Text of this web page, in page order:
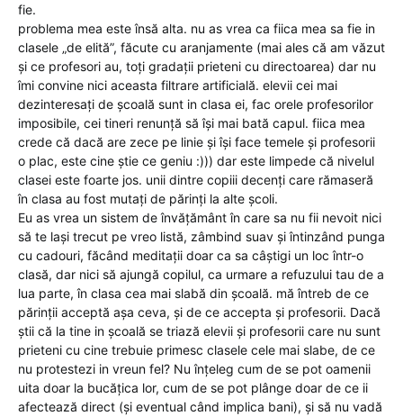
fie.
problema mea este însă alta. nu as vrea ca fiica mea sa fie in
clasele „de elită”, făcute cu aranjamente (mai ales că am văzut
și ce profesori au, toți gradații prieteni cu directoarea) dar nu
îmi convine nici aceasta filtrare artificială. elevii cei mai
dezinteresați de școală sunt in clasa ei, fac orele profesorilor
imposibile, cei tineri renunță să își mai bată capul. fiica mea
crede că dacă are zece pe linie și își face temele și profesorii
o plac, este cine știe ce geniu :))) dar este limpede că nivelul
clasei este foarte jos. unii dintre copiii decenți care rămaseră
în clasa au fost mutați de părinți la alte școli.
Eu as vrea un sistem de învățământ în care sa nu fii nevoit nici
să te lași trecut pe vreo listă, zâmbind suav și întinzând punga
cu cadouri, făcând meditații doar ca sa câștigi un loc într-o
clasă, dar nici să ajungă copilul, ca urmare a refuzului tau de a
lua parte, în clasa cea mai slabă din școală. mă întreb de ce
părinții acceptă așa ceva, și de ce accepta și profesorii. Dacă
știi că la tine in școală se triază elevii și profesorii care nu sunt
prieteni cu cine trebuie primesc clasele cele mai slabe, de ce
nu protestezi in vreun fel? Nu înțeleg cum de se pot oamenii
uita doar la bucățica lor, cum de se pot plânge doar de ce ii
afectează direct (și eventual când implica bani), și să nu vadă